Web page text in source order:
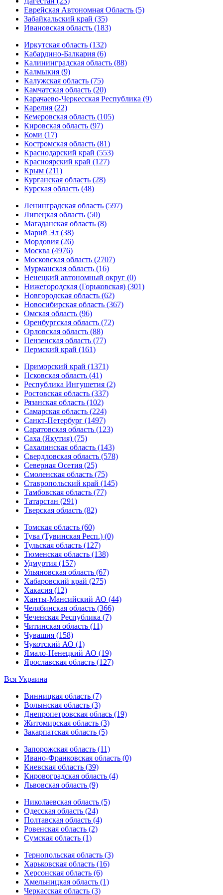
Еврейская Автономная Область (5)
Забайкальский край (35)
Ивановская область (183)
Иркутская область (132)
Кабардино-Балкария (6)
Калининградская область (88)
Калмыкия (9)
Калужская область (75)
Камчатская область (20)
Карачаево-Черкесская Республика (9)
Карелия (22)
Кемеровская область (105)
Кировская область (97)
Коми (17)
Костромская область (81)
Краснодарский край (553)
Красноярский край (127)
Крым (211)
Курганская область (28)
Курская область (48)
Ленинградская область (597)
Липецкая область (50)
Магаданская область (8)
Марий Эл (38)
Мордовия (26)
Москва (4976)
Московская область (2707)
Мурманская область (16)
Ненецкий автономный округ (0)
Нижегородская (Горьковская) (301)
Новгородская область (62)
Новосибирская область (367)
Омская область (96)
Оренбургская область (72)
Орловская область (88)
Пензенская область (77)
Пермский край (161)
Приморский край (1371)
Псковская область (41)
Республика Ингушетия (2)
Ростовская область (337)
Рязанская область (102)
Самарская область (224)
Санкт-Петербург (1497)
Саратовская область (123)
Саха (Якутия) (75)
Сахалинская область (143)
Свердловская область (578)
Северная Осетия (25)
Смоленская область (75)
Ставропольский край (145)
Тамбовская область (77)
Татарстан (291)
Тверская область (82)
Томская область (60)
Тува (Тувинская Респ.) (0)
Тульская область (127)
Тюменская область (138)
Удмуртия (157)
Ульяновская область (67)
Хабаровский край (275)
Хакасия (12)
Ханты-Мансийский АО (44)
Челябинская область (366)
Чеченская Республика (7)
Читинская область (11)
Чувашия (158)
Чукотский АО (1)
Ямало-Ненецкий АО (19)
Ярославская область (127)
Вся Украина
Винницкая область (7)
Волынская область (3)
Днепропетровская облась (19)
Житомирская область (3)
Закарпатская область (5)
Запорожская область (11)
Ивано-Франковская область (0)
Киевская область (39)
Кировоградская область (4)
Львовская область (9)
Николаевская область (5)
Одесская область (24)
Полтавская область (4)
Ровенская область (2)
Сумская область (1)
Тернопольская область (3)
Харьковская область (16)
Херсонская область (6)
Хмельницкая область (1)
Черкасская область (3)